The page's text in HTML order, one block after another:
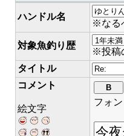
ハンドル名
※なる
対象魚釣り歴
※投稿
タイトル
コメント
絵文字
フォン